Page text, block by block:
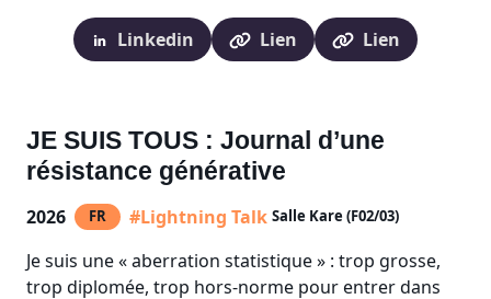
Linkedin Lien Lien
JE SUIS TOUS : Journal d’une
résistance générative
2026 FR #Lightning Talk Salle Kare (F02/03)
Je suis une « aberration statistique » : trop grosse,
trop diplomée, trop hors-norme pour entrer dans